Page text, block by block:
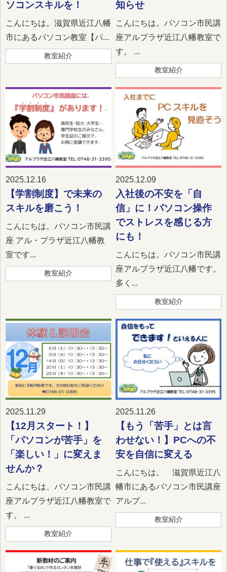
ソコンスキルを！
こんにちは。滋賀県近江八幡
市にあるパソコン教室【パ...
教室紹介
知らせ
こんにちは。パソコン市民講
座アルプラザ近江八幡教室で
す。 ...
教室紹介
2025.12.16
【学割制度】で未来の
スキルを磨こう！
こんにちは。パソコン市民講
座 アル・プラザ近江八幡教
室です...
教室紹介
2025.12.09
入社後の不安を「自
信」に！パソコン操作
でストレスを感じる方
にも！
こんにちは。パソコン市民講
座アルプラザ近江八幡です。
多く...
教室紹介
2025.11.29
【12月スタート！】
「パソコンが苦手」を
「楽しい！」に変えま
せんか？
こんにちは、パソコン市民講
座アルプラザ近江八幡教室で
す。 ...
教室紹介
2025.11.26
【もう「苦手」とは言
わせない！】PCへの不
安を自信に変える
こんにちは。 滋賀県近江八
幡市にあるパソコン市民講座
アルプ...
教室紹介